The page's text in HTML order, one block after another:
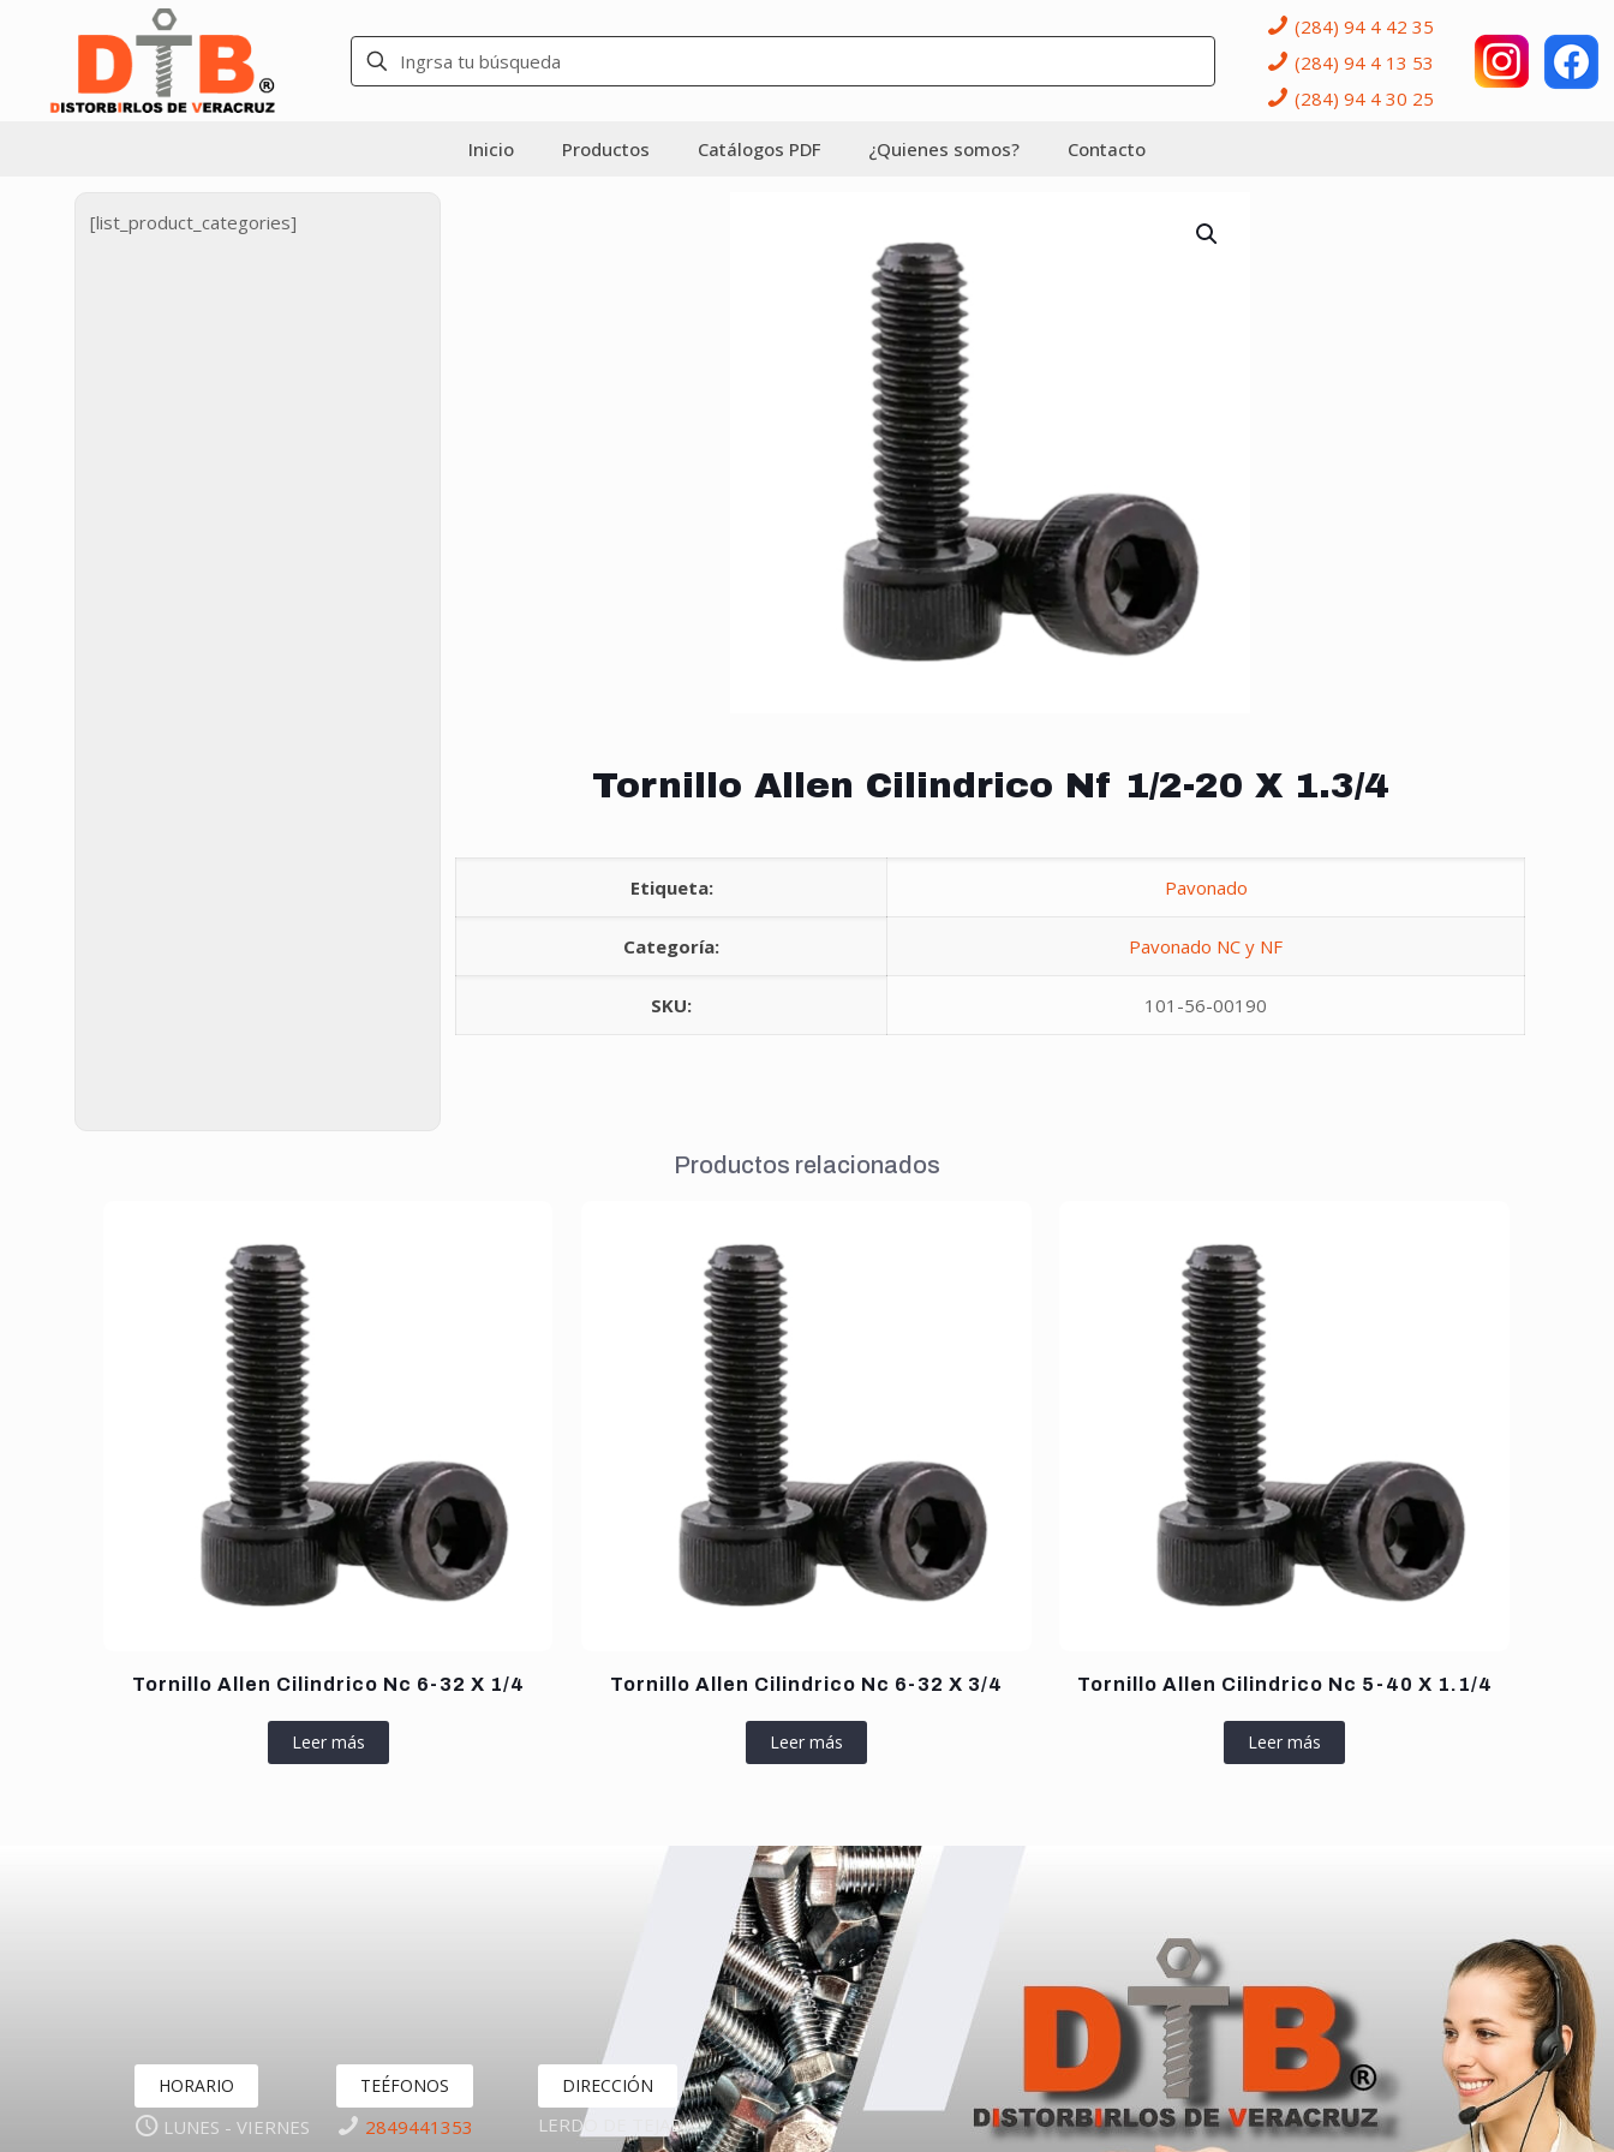
(284) 94 4 42 35
(284) 94 4 13 53
(284) 94 4 30 25
Inicio Productos Catálogos PDF ¿Quienes somos? Contacto
[list_product_categories]
Tornillo Allen Cilindrico Nf 1/2-20 X 1.3/4
Etiqueta: Pavonado
Categoría: Pavonado NC y NF
SKU: 101-56-00190
Productos relacionados
Tornillo Allen Cilindrico Nc 6-32 X 1/4
Leer más
Tornillo Allen Cilindrico Nc 6-32 X 3/4
Leer más
Tornillo Allen Cilindrico Nc 5-40 X 1.1/4
Leer más
HORARIO
LUNES - VIERNES
TEÉFONOS
2849441353
DIRECCIÓN
LERDO DE TEJADA,